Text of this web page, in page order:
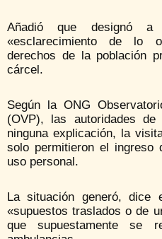
Añadió que designó
«esclarecimiento de lo
derechos de la población
cárcel.
Según la ONG
(OVP), las autoridades
ninguna explicación, la
solo permitieron el ingreso
uso personal.
La situación generó,
«supuestos traslados o de
que supuestamente se